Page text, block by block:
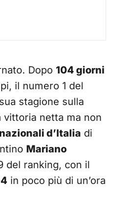
Dopo 104 giorni
il numero 1 del
stagione sulla
netta ma non
d’Italia di
Mariano
del ranking, con il
in poco più di un’ora